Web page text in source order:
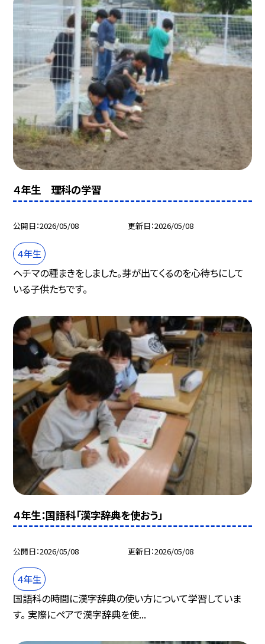
４年生 理科の学習
公開日 2026/05/08 更新日 2026/05/08
４年生
ヘチマの種まきをしました。芽が出てくるのを心待ちにして
いる子供たちです。
４年生：国語科「漢字辞典を使おう」
公開日 2026/05/08 更新日 2026/05/08
４年生
国語科の時間に漢字辞典の使い方について学習していま
す。 実際にペアで漢字辞典を使...